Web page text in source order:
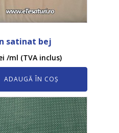
satinat bej
/ml (TVA inclus)
ADAUGĂ ÎN COȘ